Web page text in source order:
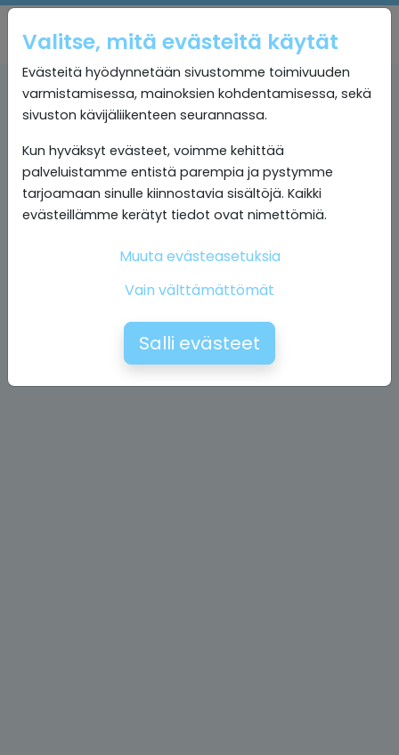
Valitse, mitä evästeitä käytät
Evästeitä hyödynnetään sivustomme toimivuuden
varmistamisessa, mainoksien kohdentamisessa, sekä
sivuston kävijäliikenteen seurannassa.
Kun hyväksyt evästeet, voimme kehittää
palveluistamme entistä parempia ja pystymme
tarjoamaan sinulle kiinnostavia sisältöjä. Kaikki
evästeillämme kerätyt tiedot ovat nimettömiä.
Muuta evästeasetuksia
Vain välttämättömät
Salli evästeet